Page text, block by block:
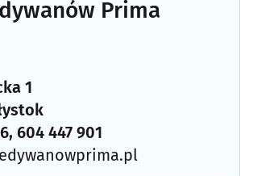
Prima
1
604 447 901